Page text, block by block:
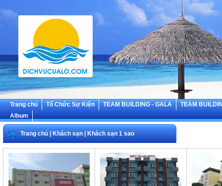
Trang chủ Tổ Chức Sự Kiện TEAM BUILDING - GALA
TEAM
Album
Trang chủ Khách sạn Khách sạn 1 sao